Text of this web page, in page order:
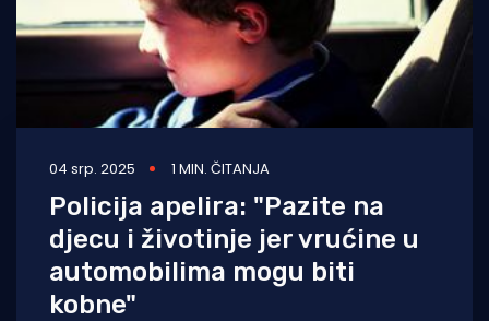
04 srp. 2025 1 MIN. ČITANJA
Policija apelira: "Pazite na
djecu i životinje jer vrućine u
automobilima mogu biti
kobne"